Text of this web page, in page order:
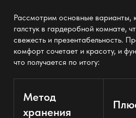
Рассмотрим основные варианты,
галстук в гардеробной комнате,
свежесть и презентабельность.
комфорт сочетает и красоту, и
что получается по итогу:
Метод
хранения